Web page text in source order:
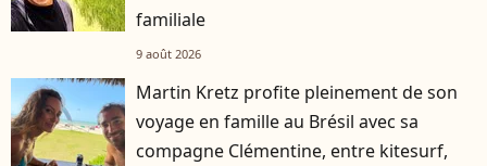
familiale
9 août 2026
Martin Kretz profite pleinement de son
voyage en famille au Brésil avec sa
compagne Clémentine, entre kitesurf,